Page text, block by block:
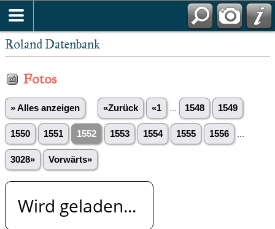
Roland Datenbank
Fotos
» Alles anzeigen «Zurück «1 1548 1549
1550 1551 1552 1553 1554 1555 1556
3028» Vorwärts»
Wird geladen...